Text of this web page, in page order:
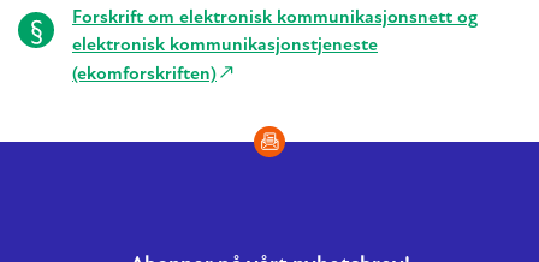
Forskrift om elektronisk kommunikasjonsnett og
elektronisk kommunikasjonstjeneste
(ekomforskriften)